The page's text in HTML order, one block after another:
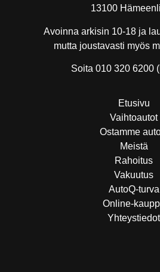
13100
Avoinna arkisin 10-18 ja
mutta joustavasti myös
Soita 010 320 6200
Etusivu
Vaihtoautot
Ostamme
Meistä
Rahoitus
Vakuutus
AutoQ-turva
Online-
Yhteystiedot